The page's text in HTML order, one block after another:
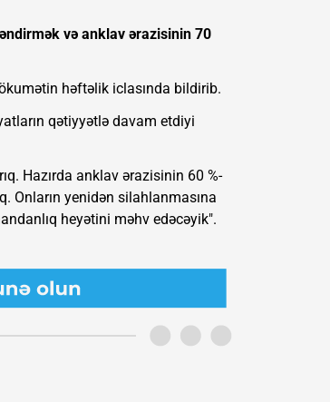
və anklav ərazisinin 70
həftəlik iclasında bildirib.
qətiyyətlə davam etdiyi
Hazırda anklav ərazisinin 60 %-
Onların yenidən silahlanmasına
heyətini məhv edəcəyik".